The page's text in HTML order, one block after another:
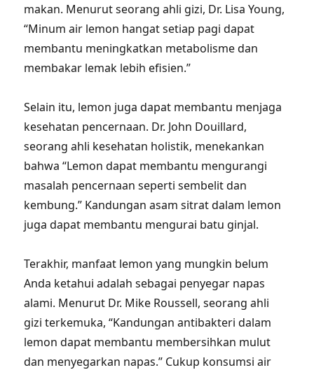
makan. Menurut seorang ahli gizi, Dr. Lisa Young,
“Minum air lemon hangat setiap pagi dapat
membantu meningkatkan metabolisme dan
membakar lemak lebih efisien.”
Selain itu, lemon juga dapat membantu menjaga
kesehatan pencernaan. Dr. John Douillard,
seorang ahli kesehatan holistik, menekankan
bahwa “Lemon dapat membantu mengurangi
masalah pencernaan seperti sembelit dan
kembung.” Kandungan asam sitrat dalam lemon
juga dapat membantu mengurai batu ginjal.
Terakhir, manfaat lemon yang mungkin belum
Anda ketahui adalah sebagai penyegar napas
alami. Menurut Dr. Mike Roussell, seorang ahli
gizi terkemuka, “Kandungan antibakteri dalam
lemon dapat membantu membersihkan mulut
dan menyegarkan napas.” Cukup konsumsi air